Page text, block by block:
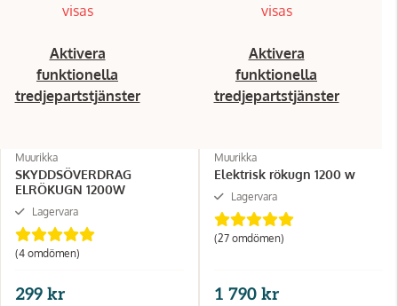
visas
Aktivera
funktionella
tredjepartstjänster
Muurikka
SKYDDSÖVERDRAG
ELRÖKUGN 1200W
Lagervara
(4 omdömen)
299 kr
visas
Aktivera
funktionella
tredjepartstjänster
Muurikka
Elektrisk rökugn 1200 w
Lagervara
(27 omdömen)
1 790 kr